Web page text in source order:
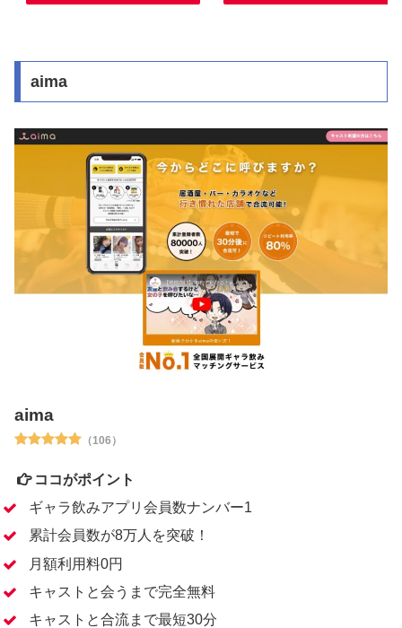
aima
aima
（106）
ココがポイント
ギャラ飲みアプリ会員数ナンバー1
累計会員数が8万人を突破！
月額利用料0円
キャストと会うまで完全無料
キャストと合流まで最短30分